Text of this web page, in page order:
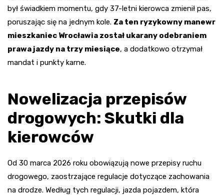
był świadkiem momentu, gdy 37-letni kierowca zmienił pas,
poruszając się na jednym kole. Za ten ryzykowny manewr
mieszkaniec Wrocławia został ukarany odebraniem
prawa jazdy na trzy miesiące, a dodatkowo otrzymał
mandat i punkty karne.
Nowelizacja przepisów
drogowych: Skutki dla
kierowców
Od 30 marca 2026 roku obowiązują nowe przepisy ruchu
drogowego, zaostrzające regulacje dotyczące zachowania
na drodze. Według tych regulacji, jazda pojazdem, która